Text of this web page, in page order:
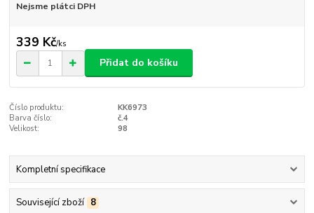
Nejsme plátci DPH
339 Kč/ks
Přidat do košíku
Číslo produktu:
KK6973
Barva číslo:
č.4
Velikost:
98
Kompletní specifikace
Související zboží 8